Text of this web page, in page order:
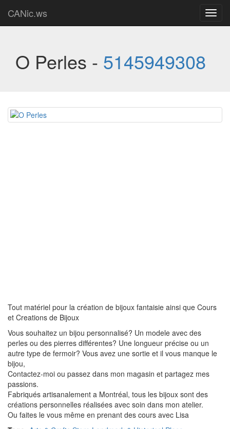
CANic.ws
O Perles - 5145949308
Tout matériel pour la création de bijoux fantaisie ainsi que Cours
et Creations de Bijoux
Vous souhaitez un bijou personnalisé? Un modele avec des
perles ou des pierres différentes? Une longueur précise ou un
autre type de fermoir? Vous avez une sortie et il vous manque le
bijou,
Contactez-moi ou passez dans mon magasin et partagez mes
passions.
Fabriqués artisanalement a Montréal, tous les bijoux sont des
créations personnelles réalisées avec soin dans mon atelier.
Ou faites le vous même en prenant des cours avec Lisa